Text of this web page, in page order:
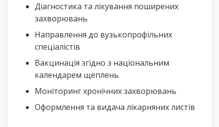
Діагностика та лікування поширених
захворювань
Направлення до вузькопрофільних
спеціалістів
Вакцинація згідно з національним
календарем щеплень
Моніторинг хронічних захворювань
Оформлення та видача лікарняних листів